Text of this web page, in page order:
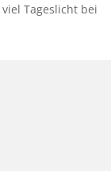
Tageslicht bei